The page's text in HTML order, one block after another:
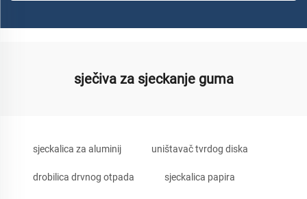
sječiva za sjeckanje guma
sjeckalica za aluminij uništavač tvrdog diska
drobilica drvnog otpada sjeckalica papira